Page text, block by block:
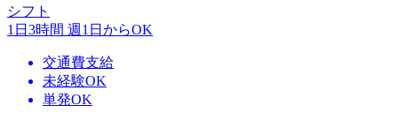
シフト
1日3時間 週1日からOK
交通費支給
未経験OK
単発OK